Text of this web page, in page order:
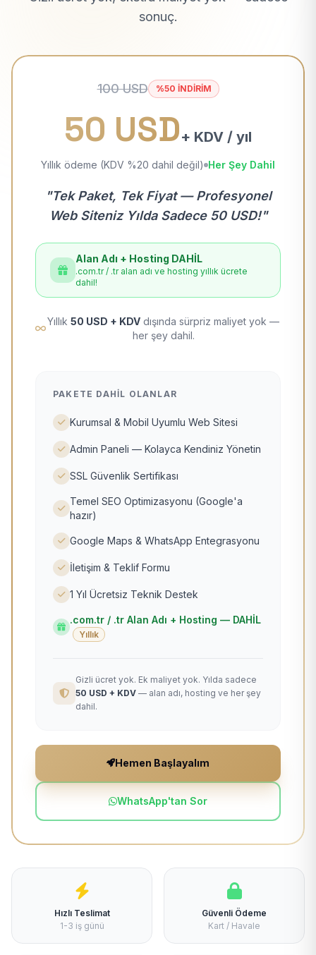
sonuç.
100 USD %50 İNDİRİM
50 USD+ KDV / yıl
Yıllık ödeme (KDV %20 dahil değil) Her Şey Dahil
"Tek Paket, Tek Fiyat — Profesyonel
Web Siteniz Yılda Sadece 50 USD!"
Alan Adı + Hosting DAHİL
.com.tr / .tr alan adı ve hosting yıllık ücrete
dahil!
Yıllık 50 USD + KDV dışında sürpriz maliyet yok —
her şey dahil.
PAKETE DAHIL OLANLAR
Kurumsal & Mobil Uyumlu Web Sitesi
Admin Paneli — Kolayca Kendiniz Yönetin
SSL Güvenlik Sertifikası
Temel SEO Optimizasyonu (Google'a
hazır)
Google Maps & WhatsApp Entegrasyonu
İletişim & Teklif Formu
1 Yıl Ücretsiz Teknik Destek
.com.tr / .tr Alan Adı + Hosting — DAHİL
Yıllık
Gizli ücret yok. Ek maliyet yok. Yılda sadece
50 USD + KDV — alan adı, hosting ve her şey
dahil.
Hemen Başlayalım
WhatsApp'tan Sor
Hızlı Teslimat
1-3 iş günü
Güvenli Ödeme
Kart / Havale